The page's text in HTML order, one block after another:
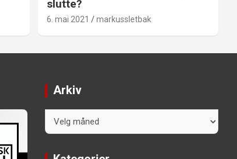
slutte?
6. mai 2021 markussletbak
Arkiv